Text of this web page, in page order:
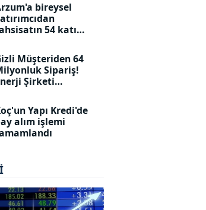
bireysel
54 katı
Müşteriden 64
Sipariş!
Şirketi
Yapı Kredi'de
alım işlemi